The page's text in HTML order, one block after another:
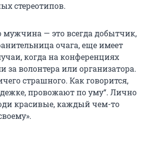
стереотипов.
мужчина — это всегда добытчик,
очага, еще имеет
когда на конференциях
волонтера или организатора.
страшного. Как говорится,
провожают по уму“. Лично
красивые, каждый чем-то